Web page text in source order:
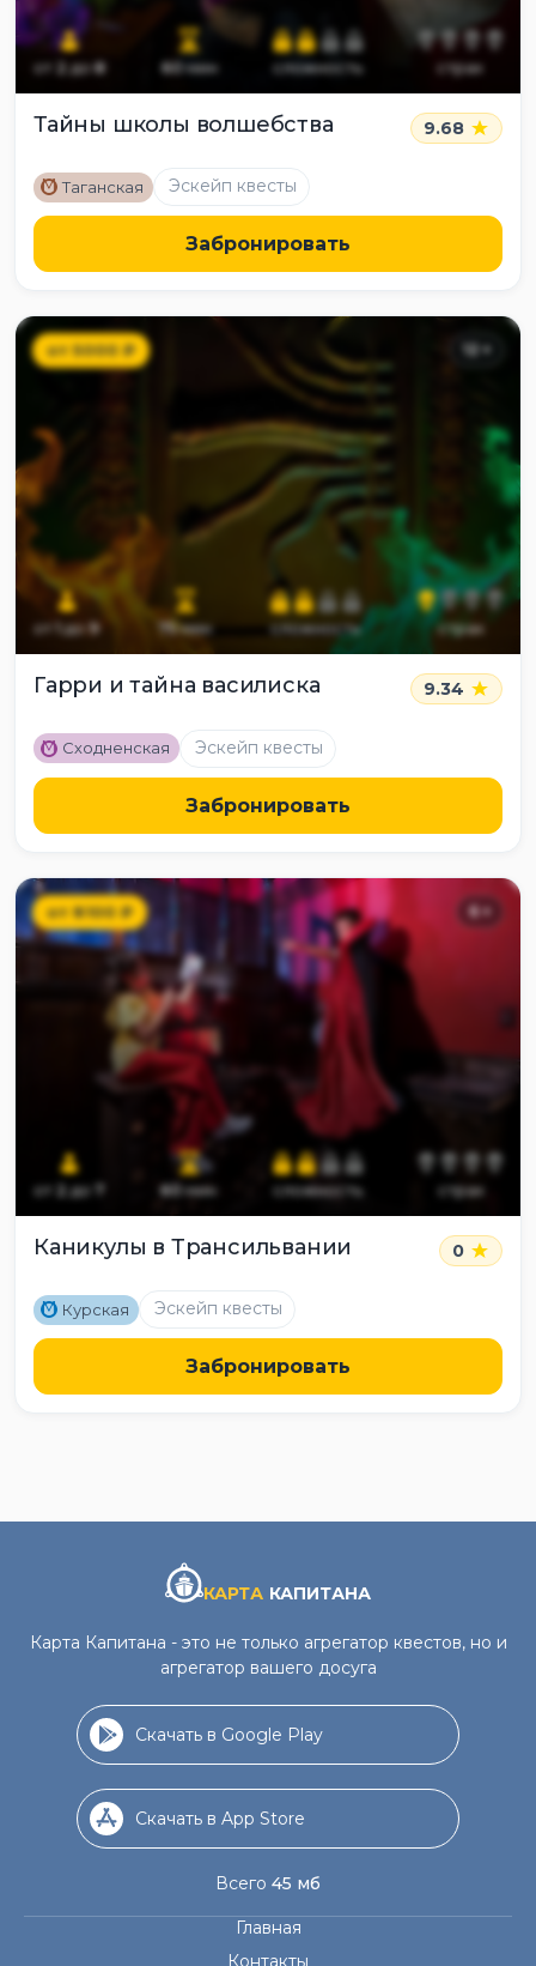
от 2до8 60мин сложность страх
Тайны школы волшебства 9.68
M Таганская Эскейп квесты
Забронировать
от5000₽ 12 +
от до 9 75мин сложность страх
Гарри и тайна василиска 9.34
M Сходненская Эскейп квесты
Забронировать
от8100₽ 6+
от 2до 60мин сложность страх
Каникулы в Трансильвании 0
M Курская Эскейп квесты
Забронировать
КАРТА КАПИТАНА
Карта Капитана - это не только агрегатор квестов, но и
агрегатор вашего досуга
Скачать в Google Play
Скачать в App Store
Всего 45 мб
Главная
Контакты